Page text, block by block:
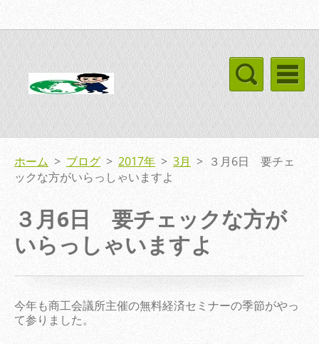
ホーム > ブログ > 2017年 > 3月 > ３月6日 要チェ
ックな方がいらっしゃいますよ
３月6日 要チェックな方が
いらっしゃいますよ
今年も商工会議所主催の無料経済セミナーの季節がやっ
て参りました。